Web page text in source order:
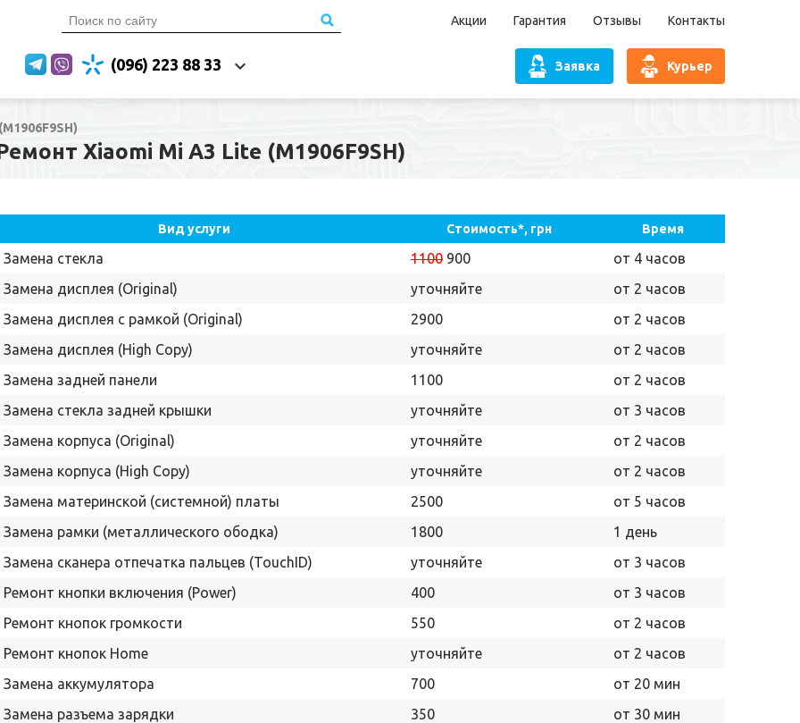
Акции Гарантия Отзывы Контакты
(096) 223 88 33 Курьер
Заявка
Xiaomi Mi A3 Lite (M1906F9SH)
Вид услуги Стоимость*, грн Время
Замена стекла 1100 900
от 4 часов
Замена дисплея (Original)
уточняйте
от 2 часов
Замена дисплея с рамкой (Original)
2900
от 2 часов
Замена дисплея (High Copy)
уточняйте
от 2 часов
Замена задней панели
1100
от 2 часов
Замена стекла задней крышки
уточняйте
от 3 часов
Замена корпуса (Original)
уточняйте
от 2 часов
Замена корпуса (High Copy)
уточняйте
от 2 часов
Замена материнской (системной) платы
2500
от 5 часов
Замена рамки (металлического ободка)
1800
1 день
Замена сканера отпечатка пальцев (TouchID)
уточняйте
от 3 часов
Ремонт кнопки включения (Power)
400
от 3 часов
Ремонт кнопок громкости
550
от 2 часов
Ремонт кнопок Home
уточняйте
от 2 часов
Замена аккумулятора
700
от 20 мин
Замена разъема зарядки
350
от 30 мин